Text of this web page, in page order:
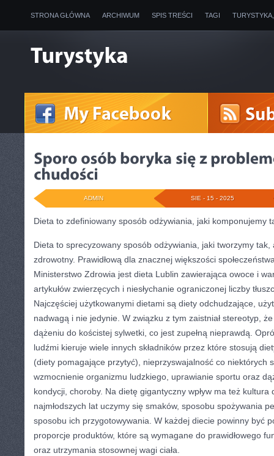
STRONA GŁÓWNA ARCHIWUM SPIS TREŚCI TAGI
SIE - 15 - 2025
ADMIN
Dieta to zdefiniowany sposób odżywiania, jaki komponujemy
Dieta to sprecyzowany sposób odżywiania, jaki tworzymy tak,
zdrowotny. Prawidłową dla znacznej większości
Ministerstwo Zdrowia jest dieta Lublin zawierająca owoce i
artykułów zwierzęcych i niesłychanie ograniczonej liczby
Najczęściej użytkowanymi dietami są diety odchudzające,
nadwagą i nie jedynie. W związku z tym zaistniał stereotyp,
dążeniu do kościstej sylwetki, co jest zupełną nieprawdą.
ludźmi kieruje wiele innych składników przez które stosują
(diety pomagające przytyć), nieprzyswajalność co niektórych
wzmocnienie organizmu ludzkiego, uprawianie sportu oraz
kondycji, choroby. Na dietę gigantyczny wpływ ma też kultura
najmłodszych lat uczymy się smaków, sposobu spożywania
sposobu ich przygotowywania. W każdej diecie powinny być
proporcje produktów, które są wymagane do prawidłowego
oraz utrzymania stosownej wagi ciała.